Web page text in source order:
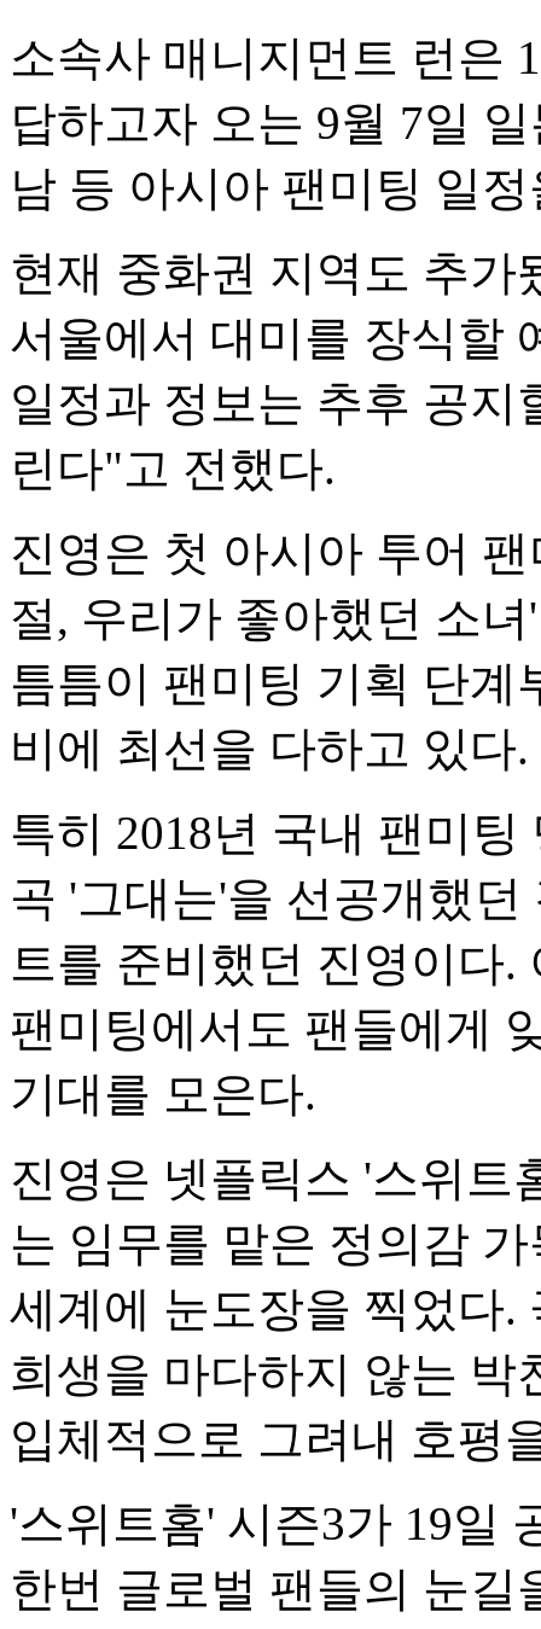
소속사 매니지먼트 런은
답하고자 오는 9월 7일
남 등 아시아 팬미팅 일
현재 중화권 지역도 추
서울에서 대미를 장식할
일정과 정보는 추후 공지
린다"고 전했다.
진영은 첫 아시아 투어
절, 우리가 좋아했던 소
틈틈이 팬미팅 기획 단계
비에 최선을 다하고 있다.
특히 2018년 국내 팬미
곡 '그대는'을 선공개했
트를 준비했던 진영이다.
팬미팅에서도 팬들에게
기대를 모은다.
진영은 넷플릭스 '스위트
는 임무를 맡은 정의감
세계에 눈도장을 찍었다.
희생을 마다하지 않는 박
입체적으로 그려내 호평
'스위트홈' 시즌3가 19일
한번 글로벌 팬들의 눈길